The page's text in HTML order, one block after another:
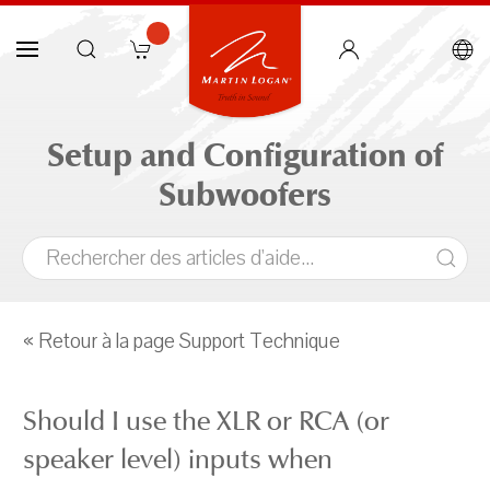
Setup and Configuration of
Subwoofers
« Retour à la page Support Technique
Should I use the XLR or RCA (or
speaker level) inputs when